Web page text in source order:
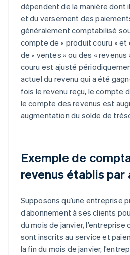
dépendent de la manière
et du versement des
généralement comptabilisé
compte de « produit couru » et
de « ventes » ou des «
couru est ajusté
actuel du revenu qui a été
fois le revenu reçu, le compte
le compte des revenus est
augmentation du solde de
Exemple de
revenus établis par
Supposons qu’une entreprise
d’abonnement à ses clients
du mois de janvier,
sont inscrits au service et
la fin du mois de janvier,